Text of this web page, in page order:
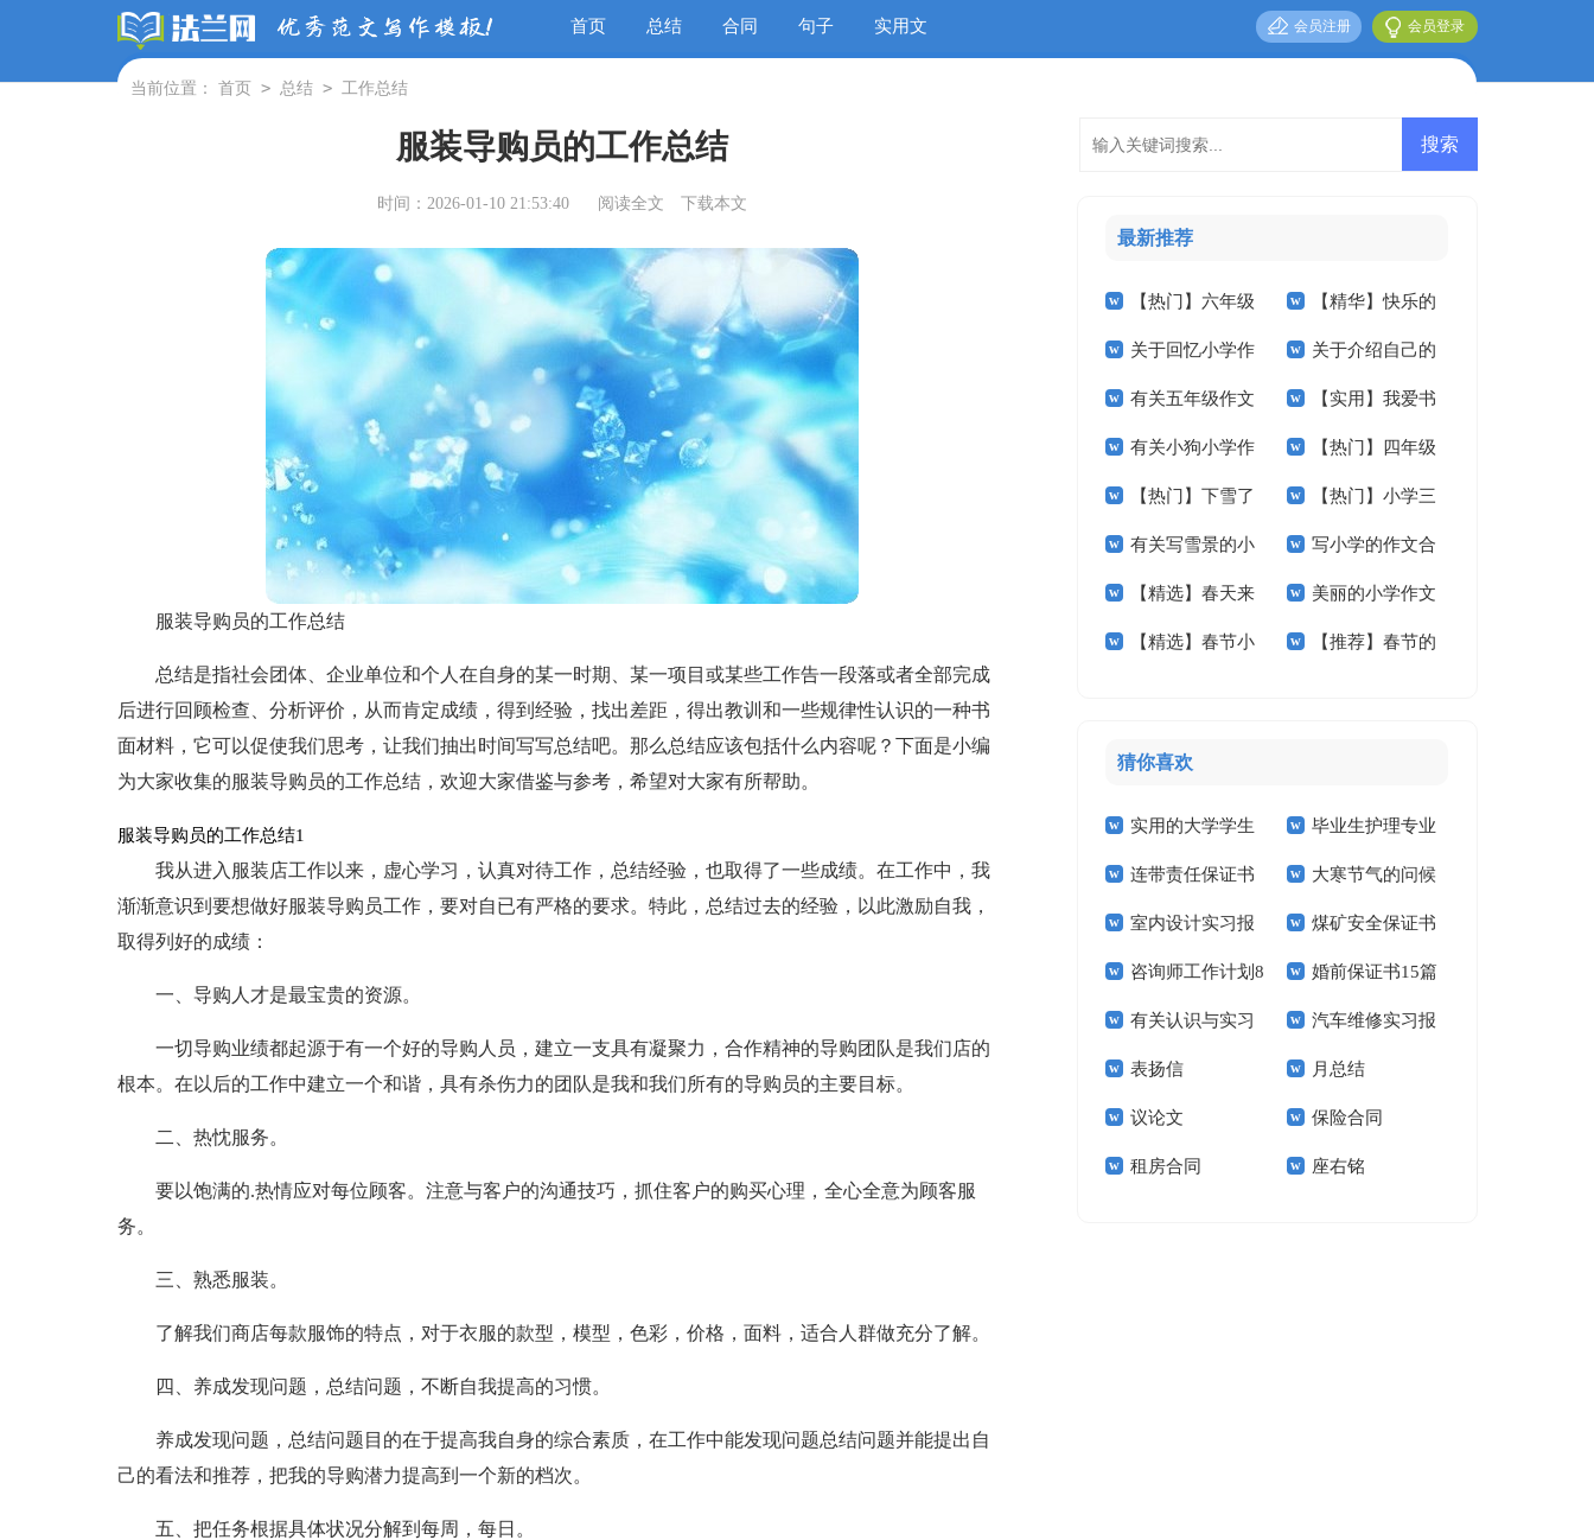
首页 总结 合同 句子 实用文 会员登录
会员注册
当前位置： 首页 > 总结 > 工作总结
服装导购员的工作总结
时间：2026-01-10 21:53:40 阅读全文 下载本文
服装导购员的工作总结
总结是指社会团体、企业单位和个人在自身的某一时期、某一项目或某些工作告一段落或者全部完成
后进行回顾检查、分析评价，从而肯定成绩，得到经验，找出差距，得出教训和一些规律性认识的一种书
面材料，它可以促使我们思考，让我们抽出时间写写总结吧。那么总结应该包括什么内容呢？下面是小编
为大家收集的服装导购员的工作总结，欢迎大家借鉴与参考，希望对大家有所帮助。
服装导购员的工作总结1
我从进入服装店工作以来，虚心学习，认真对待工作，总结经验，也取得了一些成绩。在工作中，我
渐渐意识到要想做好服装导购员工作，要对自已有严格的要求。特此，总结过去的经验，以此激励自我，
取得列好的成绩：
一、导购人才是最宝贵的资源。
一切导购业绩都起源于有一个好的导购人员，建立一支具有凝聚力，合作精神的导购团队是我们店的
根本。在以后的工作中建立一个和谐，具有杀伤力的团队是我和我们所有的导购员的主要目标。
二、热忱服务。
要以饱满的.热情应对每位顾客。注意与客户的沟通技巧，抓住客户的购买心理，全心全意为顾客服
务。
三、熟悉服装。
了解我们商店每款服饰的特点，对于衣服的款型，模型，色彩，价格，面料，适合人群做充分了解。
四、养成发现问题，总结问题，不断自我提高的习惯。
养成发现问题，总结问题目的在于提高我自身的综合素质，在工作中能发现问题总结问题并能提出自
己的看法和推荐，把我的导购潜力提高到一个新的档次。
五、把任务根据具体状况分解到每周，每日。
最新推荐
【热门】六年级
作文300字集合8篇
【精华】快乐的
小学作文300字三篇
关于回忆小学作
文六篇
关于介绍自己的
小学作文合集五篇
有关五年级作文
300字汇编6篇
【实用】我爱书
法小学作文4篇
有关小狗小学作
文400字三篇
【热门】四年级
的作文300字汇编5
篇
【热门】下雪了
小学作文三篇
【热门】小学三
年级作文3篇
有关写雪景的小
学作文5篇
写小学的作文合
集5篇
【精选】春天来
了小学作文合集九篇
美丽的小学作文
汇编九篇
【精选】春节小 【推荐】春节的
猜你喜欢
实用的大学学生
实习报告范文锦集六
篇
毕业生护理专业
求职信精选15篇
连带责任保证书 大寒节气的问候
祝福语
室内设计实习报
告汇编15篇
煤矿安全保证书
(15篇)
咨询师工作计划8
篇
婚前保证书15篇
有关认识与实习
报告模板集锦十篇
汽车维修实习报
告(汇编15篇)
表扬信 月总结
议论文 保险合同
租房合同 座右铭